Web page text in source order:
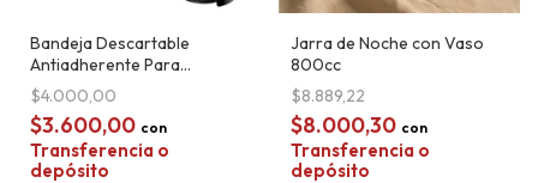
Bandeja Descartable
Antiadherente Para
Freidora de Aire Redonda
50 Unidades
$4.000,00
$3.600,00 con
Transferencia o
depósito
Jarra de Noche con Vaso
800cc
$8.889,22
$8.000,30 con
Transferencia o
depósito